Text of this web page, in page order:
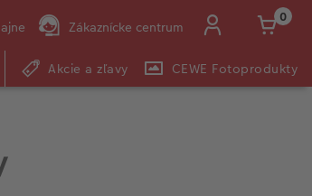
Zákaznícke centrum
0
Akcie a zľavy CEWE Fotoprodukty